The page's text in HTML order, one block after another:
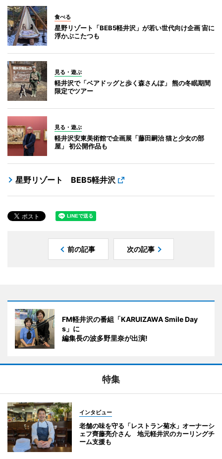
食べる
星野リゾート「BEB5軽井沢」が若い世代向け企画 宙に
浮かぶこたつも
見る・遊ぶ
軽井沢で「ベアドッグと歩く森さんぽ」 熊の冬眠期間
限定でツアー
見る・遊ぶ
軽井沢安東美術館で企画展「藤田嗣治 猫と少女の部
屋」 初公開作品も
星野リゾート BEB5軽井沢
前の記事 次の記事
FM軽井沢の番組「KARUIZAWA Smile Day
s」に
編集長の波多野里奈が出演!
特集
インタビュー
老舗の味を守る「レストラン菊水」オーナーシ
ェフ齊藤亮介さん 地元軽井沢のカーリングチ
ーム支援も